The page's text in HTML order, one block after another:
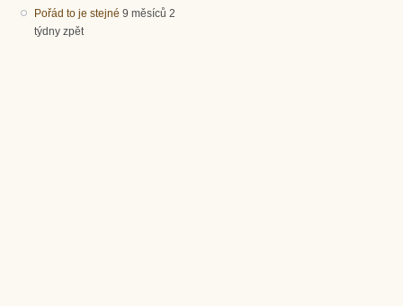
Pořád to je stejné 9 měsíců 2
týdny zpět